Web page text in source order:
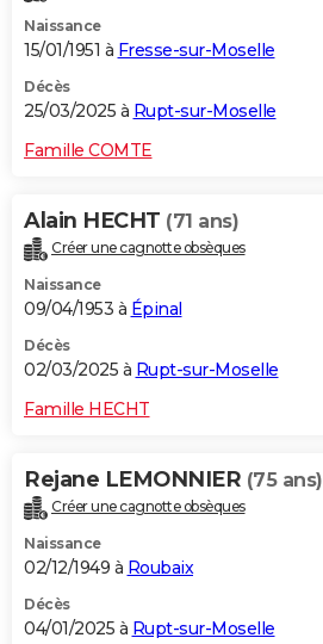
Naissance
15/01/1951 à Fresse-sur-Moselle
Décès
25/03/2025 à Rupt-sur-Moselle
Famille COMTE
Alain HECHT (71 ans)
Créer une cagnotte obsèques
Naissance
09/04/1953 à Épinal
Décès
02/03/2025 à Rupt-sur-Moselle
Famille HECHT
Rejane LEMONNIER (75 ans)
Créer une cagnotte obsèques
Naissance
02/12/1949 à Roubaix
Décès
04/01/2025 à Rupt-sur-Moselle